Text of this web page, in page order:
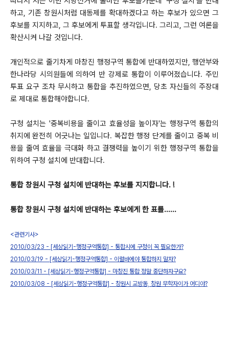
하고, 기존 창원시처럼 대동제를 확대하겠다고 하는 후보가 있으면 그
후보를 지지하고, 그 후보에게 투표할 생각입니다. 그리고, 그런 여론을
확산시켜 나갈 것입니다.
개인적으로 줄기차게 마창진 행정구역 통합에 반대하였지만, 행안부와
한나라당 시의원들에 의하여 반 강제로 통합이 이루어졌습니다. 주민
투표 요구 조차 무시하고 통합을 추진하였으면, 당초 자신들의 주장대
로 제대로 통합해야합니다.
구청 설치는 '중복비용을 줄이고 효율성을 높이자'는 행정구역 통합의
취지에 완전히 어긋나는 일입니다. 복잡한 행정 단계를 줄이고 중복 비
용을 줄여 효율을 극대화 하고 결쟁력을 높이기 위한 행정구역 통합을
위하여 구청 설치에 반대합니다.
통합 창원시 구청 설치에 반대하는 후보를 지지합니다. !
통합 창원시 구청 설치에 반대하는 후보에게 한 표를......
<관련기사>
2010/03/23 - [세상읽기-행정구역통합] - 통합시에 구청이 꼭 필요한가?
2010/03/19 - [세상읽기-행정구역통합] - 이럴바에야 통합하지 말자?
2010/03/11 - [세상읽기-행정구역통합] - 마창진 통합 정말 중단하자구요?
2010/03/08 - [세상읽기-행정구역통합] - 창원시 교방동, 창원 무학자이가 어디야?